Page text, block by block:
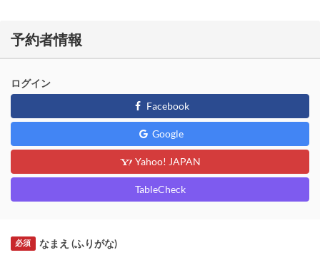
予約者情報
ログイン
Facebook
Google
Yahoo! JAPAN
TableCheck
なまえ (ふりがな)
必須